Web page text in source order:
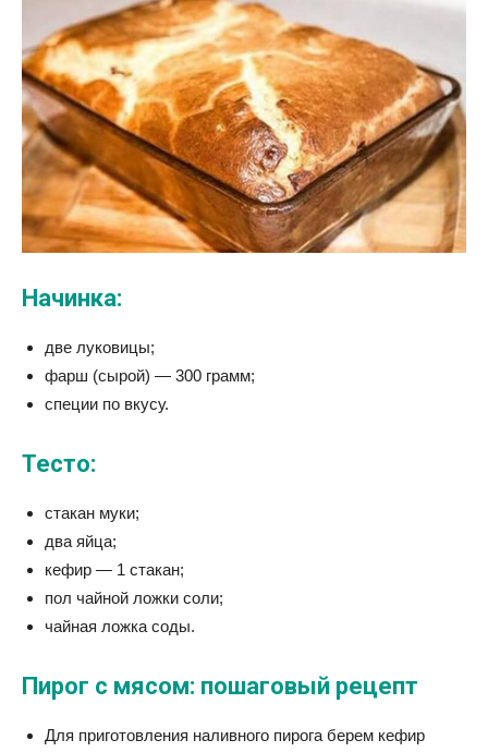
Начинка:
две луковицы;
фарш (сырой) — 300 грамм;
специи по вкусу.
Тесто:
стакан муки;
два яйца;
кефир — 1 стакан;
пол чайной ложки соли;
чайная ложка соды.
Пирог с мясом: пошаговый рецепт
Для приготовления наливного пирога берем кефир